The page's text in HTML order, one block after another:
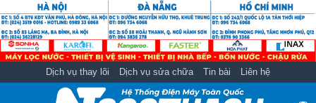
qua
nội
dung
Dịch vụ thay lõi Dịch vụ sửa chữa Tin bài Liên hệ